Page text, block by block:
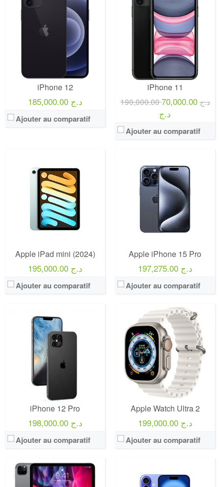
iPhone 12
185,000.00 د.ج
Ajouter au comparatif
iPhone 11
190,000.00 د.ج 70,000.00
د.ج
Ajouter au comparatif
Apple iPad mini (2024)
195,000.00 د.ج
Ajouter au comparatif
Apple iPhone 15 Pro
197,275.00 د.ج
Ajouter au comparatif
iPhone 12 Pro
198,000.00 د.ج
Ajouter au comparatif
Apple Watch Ultra 2
199,000.00 د.ج
Ajouter au comparatif